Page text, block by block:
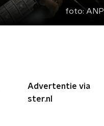
foto:ANP
Advertentie via
ster.nl